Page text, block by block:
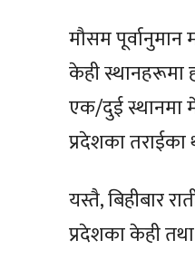
मौसम
केही स्थानहरूमा
एक/दुई स्थानमा
प्रदेशका
यस्तै, बिहीबार
प्रदेशका केही